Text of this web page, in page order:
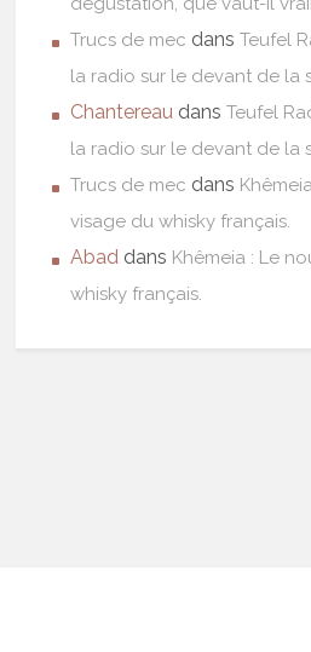
Trucs de mec dansTeufel
la radio sur le devant de la
Chantereau dansTeufel
la radio sur le devant de la
Trucs de mec dans
visage du whisky français.
Abad dans Khêmeia : Le
whisky français.